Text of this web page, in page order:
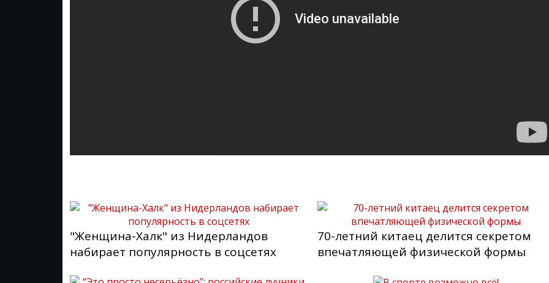
"Женщина-Халк" из Нидерландов
набирает популярность в соцсетях
70-летний китаец делится секретом
впечатляющей физической формы